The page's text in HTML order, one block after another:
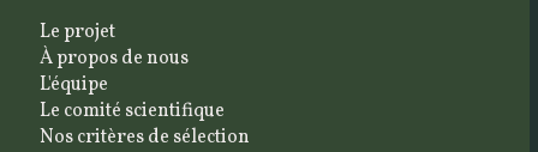
Le projet
À propos de nous
L'équipe
Le comité scientifique
Nos critères de sélection